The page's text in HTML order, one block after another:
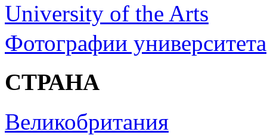
University of the Arts
Фотографии университета
СТРАНА
Великобритания